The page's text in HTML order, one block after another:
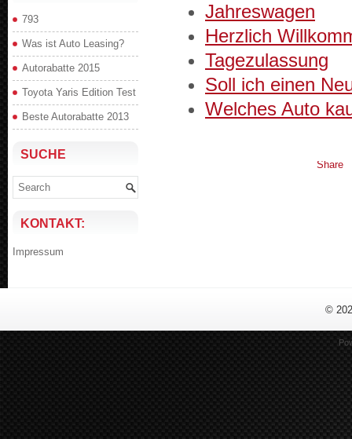
Jahreswa­gen
Her­zlich
Tagezu­las­sung
Soll ich einen
Welches Auto
Share
793
Was ist Auto Leasing?
Autorabatte 2015
Toyota Yaris Edition Test
Beste Autorabatte 2013
SUCHE
KONTAKT:
Impres­sum
©